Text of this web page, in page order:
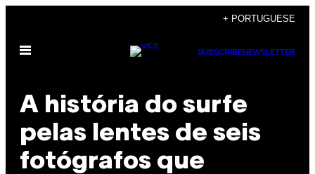
content
+ PORTUGUESE
Open
SUBSCRIBENEWSLETTER
A história do surfe
pelas lentes de seis
fotógrafos que